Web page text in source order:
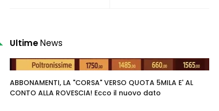
Ultime News
ABBONAMENTI, LA "CORSA" VERSO QUOTA 5MILA E' AL
CONTO ALLA ROVESCIA! Ecco il nuovo dato